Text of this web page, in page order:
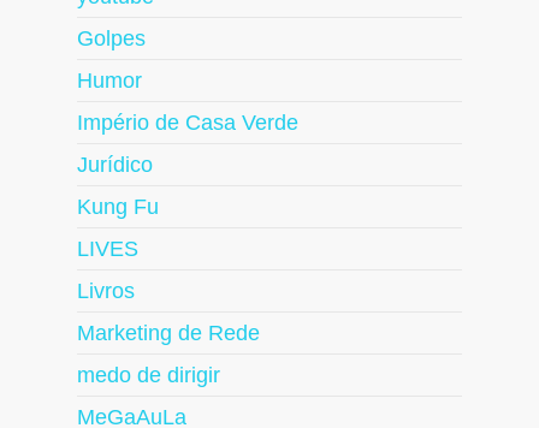
Golpes
Humor
Império de Casa Verde
Jurídico
Kung Fu
LIVES
Livros
Marketing de Rede
medo de dirigir
MeGaAuLa